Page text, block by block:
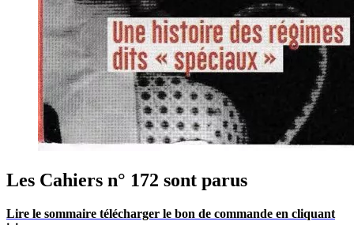
Les Cahiers n° 172 sont parus
Lire le sommaire télécharger le bon de commande en cliquant